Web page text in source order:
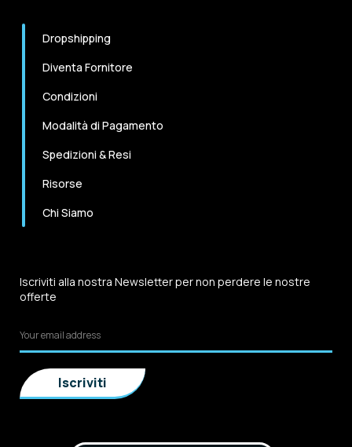
Dropshipping
Diventa Fornitore
Condizioni
Modalità di Pagamento
Spedizioni & Resi
Risorse
Chi Siamo
Iscriviti alla nostra Newsletter per non perdere le nostre
offerte